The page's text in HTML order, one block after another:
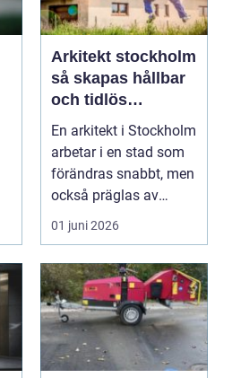
Arkitekt stockholm
så skapas hållbar
och tidlös
arkitektur i
huvudstaden
En arkitekt i Stockholm
arbetar i en stad som
förändras snabbt, men
också präglas av
starka historis...
01 juni 2026